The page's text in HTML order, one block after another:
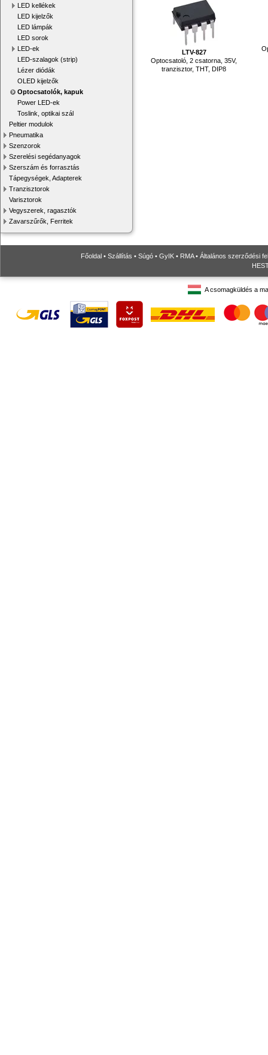
LED kellékek
LED kijelzők
LED lámpák
LED sorok
LED-ek
LED-szalagok (strip)
Lézer diódák
OLED kijelzők
Optocsatolók, kapuk
Power LED-ek
Toslink, optikai szál
Peltier modulok
Pneumatika
Szenzorok
Szerelési segédanyagok
Szerszám és forrasztás
Tápegységek, Adapterek
Tranzisztorok
Varisztorok
Vegyszerek, ragasztók
Zavarszűrők, Ferritek
LTV-827
Optocsatoló, 2 csatorna, 35V,
tranzisztor, THT, DIP8
Főoldal • Szállítás • Súgó • GyIK • RMA• Általános szerződési
A csomagküldés a